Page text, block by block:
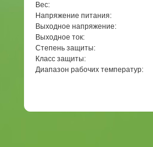
Вес:
Напряжение питания:
Выходное напряжение:
Выходное ток:
Степень защиты:
Класс защиты:
Диапазон рабочих температур: